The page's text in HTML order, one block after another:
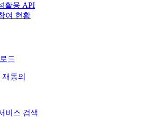
활용 API
여 현황
드
동의
비스 검색